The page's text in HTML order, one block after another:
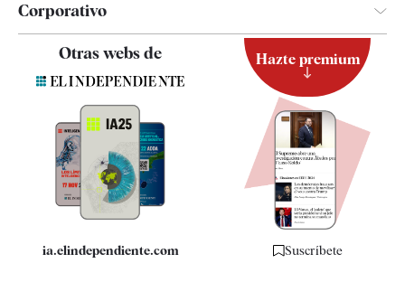
Corporativo
Contacto
Quiénes somos
Especificaciones
Otras webs de
ia.elindependiente.com
Hazte premium
Suscríbete